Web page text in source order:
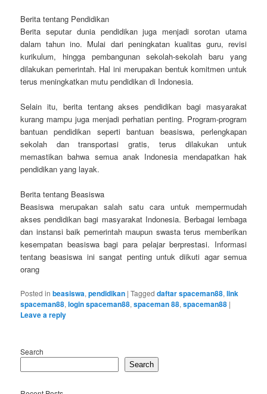
Berita tentang Pendidikan
Berita seputar dunia pendidikan juga menjadi sorotan utama
dalam tahun ino. Mulai dari peningkatan kualitas guru, revisi
kurikulum, hingga pembangunan sekolah-sekolah baru yang
dilakukan pemerintah. Hal ini merupakan bentuk komitmen untuk
terus meningkatkan mutu pendidikan di Indonesia.
Selain itu, berita tentang akses pendidikan bagi masyarakat
kurang mampu juga menjadi perhatian penting. Program-program
bantuan pendidikan seperti bantuan beasiswa, perlengkapan
sekolah dan transportasi gratis, terus dilakukan untuk
memastikan bahwa semua anak Indonesia mendapatkan hak
pendidikan yang layak.
Berita tentang Beasiswa
Beasiswa merupakan salah satu cara untuk mempermudah
akses pendidikan bagi masyarakat Indonesia. Berbagai lembaga
dan instansi baik pemerintah maupun swasta terus memberikan
kesempatan beasiswa bagi para pelajar berprestasi. Informasi
tentang beasiswa ini sangat penting untuk diikuti agar semua
orang
Posted in beasiswa,pendidikan |Tagged daftar spaceman88,link
spaceman88,login spaceman88,spaceman 88,spaceman88 |
Leave a reply
Search
Search